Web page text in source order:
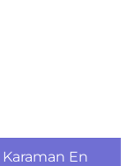
Karaman En